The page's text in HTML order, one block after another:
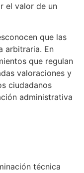
el valor de un
que las
arbitraria. En
que regulan
valoraciones y
ciudadanos
administrativa
técnica